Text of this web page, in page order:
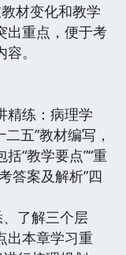
材变化和教学
出重点，便于考
。
练：病理学
五”教材编写，
“教学要点”“重
答案及解析”四
了解三个层
出本章学习重